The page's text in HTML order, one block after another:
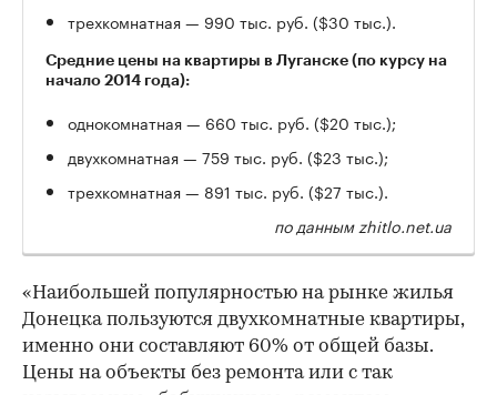
трехкомнатная — 990 тыс. руб. ($30 тыс.).
Средние цены на квартиры в Луганске (по курсу на
начало 2014 года):
однокомнатная — 660 тыс. руб. ($20 тыс.);
двухкомнатная — 759 тыс. руб. ($23 тыс.);
трехкомнатная — 891 тыс. руб. ($27 тыс.).
по данным zhitlo.net.ua
«Наибольшей популярностью на рынке жилья
Донецка пользуются двухкомнатные квартиры,
именно они составляют 60% от общей базы.
Цены на объекты без ремонта или с так